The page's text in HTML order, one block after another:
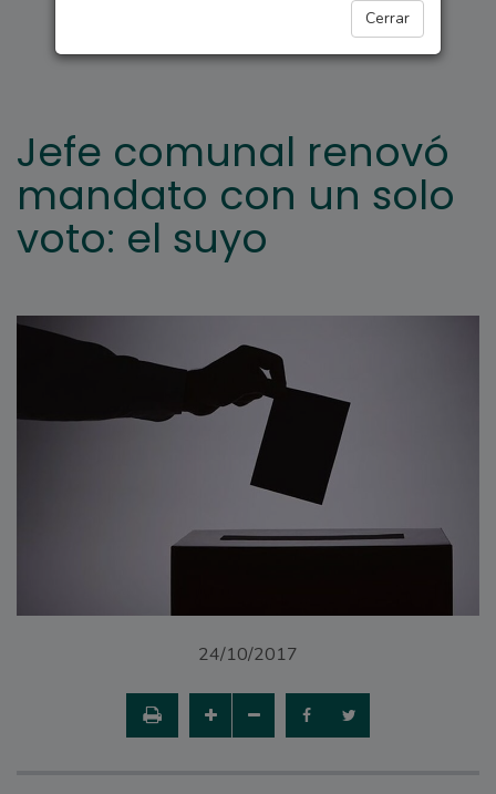
Cerrar
Jefe comunal renovó
mandato con un solo
voto: el suyo
24/10/2017